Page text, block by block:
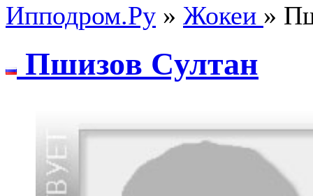
Ипподром.Ру » Жокеи »
Пшизoв Cултaн